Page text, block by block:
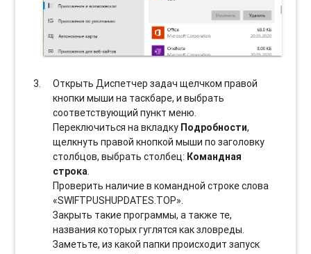
Открыть Диспетчер задач щелчком правой
кнопки мыши на таскбаре, и выбрать
соотвeтствующий пункт меню.
Переключиться на вкладку Подробности,
щелкнуть правой кнопкой мыши по заголовку
столбцов, выбрать столбец: Командная
строка.
Проверить наличие в командной строке слова
«SWIFTPUSHUPDATES.TOP».
Закрыть такие программы, а также те,
названия которых гуглятся как зловреды.
Заметьте, из какой папки происходит запуск